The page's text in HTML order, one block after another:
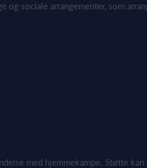
sociale arrangementer, som
med hjemmekampe. Støtte kan